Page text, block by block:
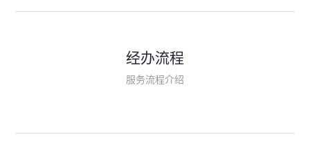
险、政府公共安全责任保险/自然灾害公众责任保险、精神病监护
人责任险、首台套/首版次保险、科技保险等）；（三）传统财产
险产品；（六）保险招投标业务。随着业务的开展，华西经纪会
经办流程
服务流程介绍